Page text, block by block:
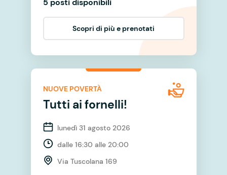
Scopri di più e prenotati
NUOVE POVERTÀ
Tutti ai fornelli!
lunedì 31 agosto 2026
dalle 16:30 alle 20:00
Via Tuscolana 169